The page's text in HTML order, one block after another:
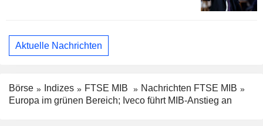
Aktuelle Nachrichten
Börse Indizes FTSE MIB
Nachrichten FTSE MIB
Europa im grünen Bereich; Iveco führt MIB-Anstieg an